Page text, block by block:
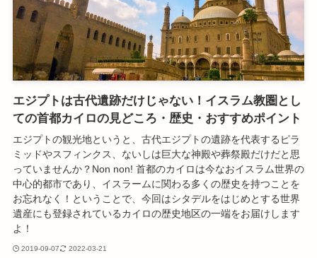
エジプトは古代遺跡だけじゃない！イスラム教圏とし
ての首都カイロの見どころ・歴史・おすすめポイント
エジプトの観光地というと、古代エジプトの遺跡を代表するピラ
ミッドやスフィンクス、ないしは巨大な神殿や葬祭殿だけだと思
っていませんか？Non non! 首都のカイロは今なおイスラム世界の
中心的都市であり、イスラームに関わる多くの歴史を持つことを
お忘れなく！ということで、今回はシタデルをはじめとする世界
遺産にも登録されているカイロの歴史地区の一端をお届けします
よ！
2019-09-07 2022-03-21